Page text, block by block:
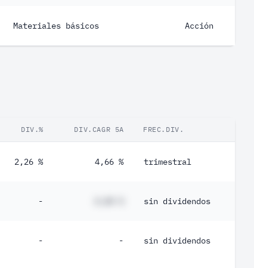
Materiales básicos Acción
DIV.% DIV.CAGR 5A FREC.DIV.
2,26 % 4,66 % trimestral
- sin dividendos
- - sin dividendos